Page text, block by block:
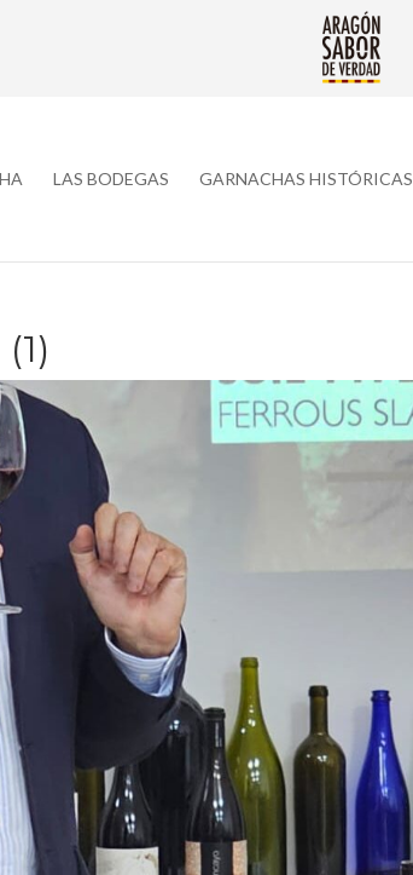
LAS BODEGAS GARNACHAS HISTÓRICAS